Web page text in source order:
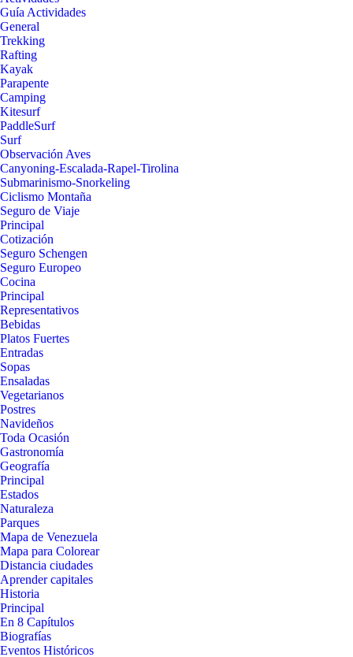
Guía Actividades
General
Trekking
Rafting
Kayak
Parapente
Camping
Kitesurf
PaddleSurf
Surf
Observación Aves
Canyoning-Escalada-Rapel-Tirolina
Submarinismo-Snorkeling
Ciclismo Montaña
Seguro de Viaje
Principal
Cotización
Seguro Schengen
Seguro Europeo
Cocina
Principal
Representativos
Bebidas
Platos Fuertes
Entradas
Sopas
Ensaladas
Vegetarianos
Postres
Navideños
Toda Ocasión
Gastronomía
Geografía
Principal
Estados
Naturaleza
Parques
Mapa de Venezuela
Mapa para Colorear
Distancia ciudades
Aprender capitales
Historia
Principal
En 8 Capítulos
Biografías
Eventos Históricos